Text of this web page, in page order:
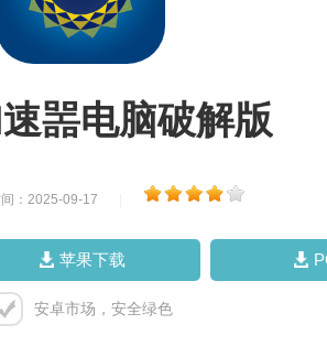
噐电脑破解版
：2025-09-17
苹果下载
安卓市场，安全绿色